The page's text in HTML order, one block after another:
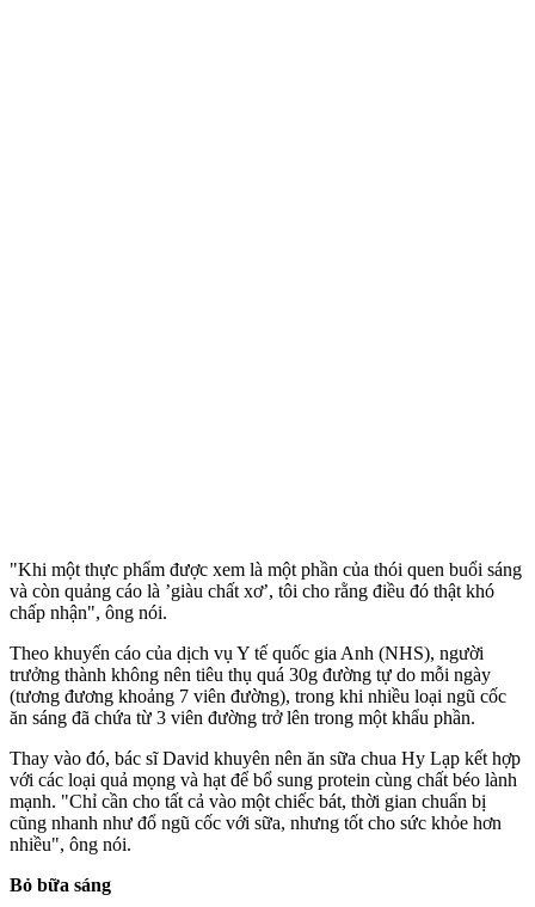
"Khi một thực phẩm được xem là một phần của thói quen buổi sáng
và còn quảng cáo là ’giàu chất xơ’, tôi cho rằng điều đó thật khó
chấp nhận", ông nói.
Theo khuyến cáo của dịch vụ Y tế quốc gia Anh (NHS), người
trưởng thành không nên tiêu thụ quá 30g đường tự do mỗi ngày
(tương đương khoảng 7 viên đường), trong khi nhiều loại ngũ cốc
ăn sáng đã chứa từ 3 viên đường trở lên trong một khẩu phần.
Thay vào đó, bác sĩ David khuyên nên ăn sữa chua Hy Lạp kết hợp
với các loại quả mọng và hạt để bổ sung protein cùng chất béo lành
mạnh. "Chỉ cần cho tất cả vào một chiếc bát, thời gian chuẩn bị
cũng nhanh như đổ ngũ cốc với sữa, nhưng tốt cho sức khỏe hơn
nhiều", ông nói.
Bỏ bữa sáng